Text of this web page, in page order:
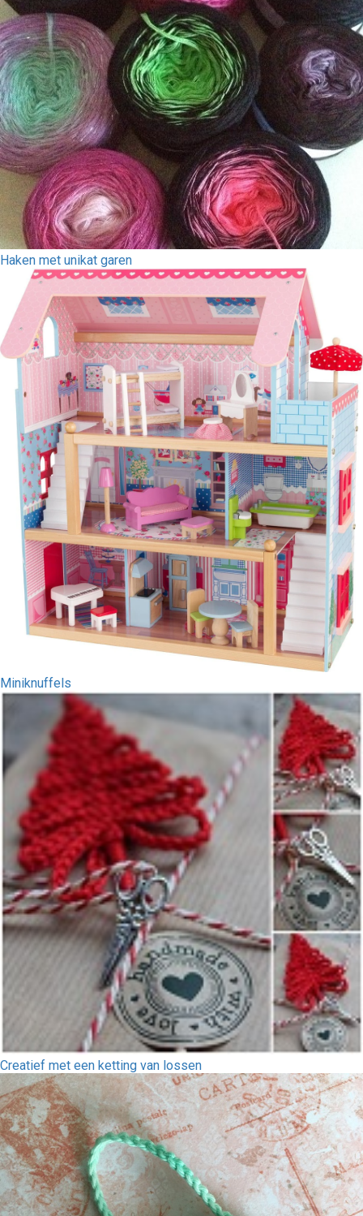
Haken met unikat garen
Miniknuffels
Creatief met een ketting van lossen